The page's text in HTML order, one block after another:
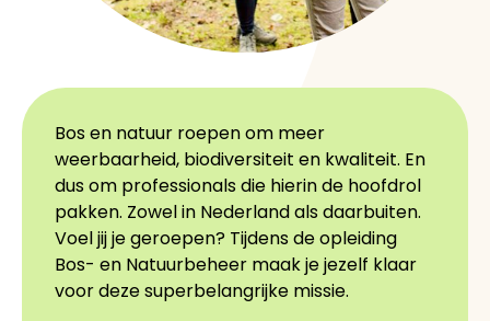
Bos en natuur roepen om meer
weerbaarheid, biodiversiteit en kwaliteit. En
dus om professionals die hierin de hoofdrol
pakken. Zowel in Nederland als daarbuiten.
Voel jij je geroepen? Tijdens de opleiding
Bos- en Natuurbeheer maak je jezelf klaar
voor deze superbelangrijke missie.